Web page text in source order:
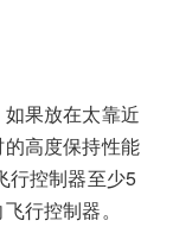
果放在太靠近
高度保持性能
行控制器至少5
行控制器。